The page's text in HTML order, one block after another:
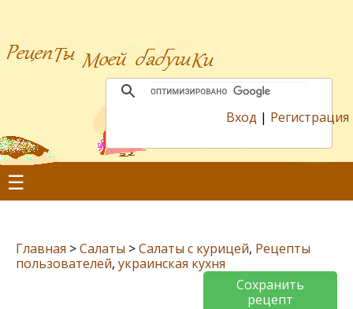
Вход | Регистрация
☰
Главная >Салаты >Салаты с курицей, Рецепты
пользователей, украинская кухня
Сохранить
рецепт